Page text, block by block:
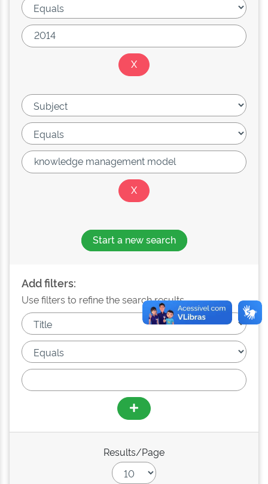
Start a new search
Add filters:
Use filters to refine the search results.
Results/Page